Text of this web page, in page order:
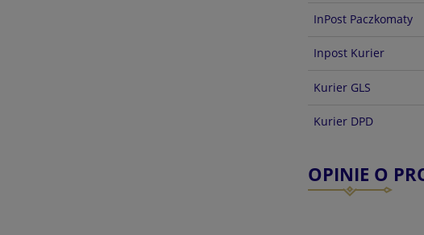
InPost Paczkomaty
Inpost Kurier
Kurier GLS
Kurier DPD
OPINIE O